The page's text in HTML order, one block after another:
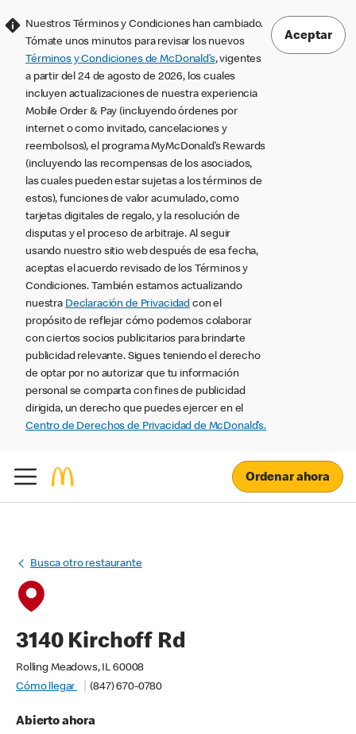
Nuestros Términos y Condiciones han cambiado.
Tómate unos minutos para revisar los nuevos
Términos y Condiciones de McDonald’s, vigentes
a partir del 24 de agosto de 2026, los cuales
incluyen actualizaciones de nuestra experiencia
Mobile Order & Pay (incluyendo órdenes por
internet o como invitado, cancelaciones y
reembolsos), el programa MyMcDonald’s Rewards
(incluyendo las recompensas de los asociados,
las cuales pueden estar sujetas a los términos de
estos), funciones de valor acumulado, como
tarjetas digitales de regalo, y la resolución de
disputas y el proceso de arbitraje. Al seguir
usando nuestro sitio web después de esa fecha,
aceptas el acuerdo revisado de los Términos y
Condiciones. También estamos actualizando
nuestra Declaración de Privacidad con el
propósito de reflejar cómo podemos colaborar
con ciertos socios publicitarios para brindarte
publicidad relevante. Sigues teniendo el derecho
de optar por no autorizar que tu información
personal se comparta con fines de publicidad
dirigida, un derecho que puedes ejercer en el
Centro de Derechos de Privacidad de McDonald’s.
Aceptar
Ordenar ahora
Busca otro restaurante
3140 Kirchoff Rd
Rolling Meadows, IL 60008
Cómo llegar
(847) 670-0780
Abierto ahora